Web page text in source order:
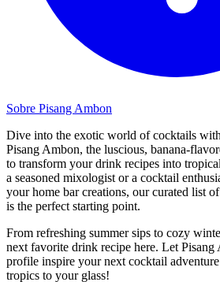
Sobre Pisang Ambon
Dive into the exotic world of cocktails
Pisang Ambon, the luscious, banana-
to transform your drink recipes into
a seasoned mixologist or a cocktail
your home bar creations, our curated list
is the perfect starting point.
From refreshing summer sips to cozy
next favorite drink recipe here. Let
profile inspire your next cocktail
tropics to your glass!